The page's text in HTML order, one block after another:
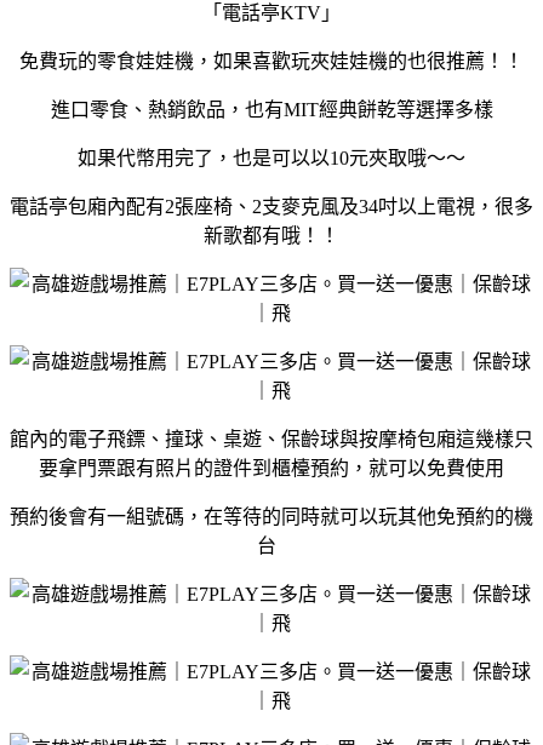
「電話亭KTV」
免費玩的零食娃娃機，如果喜歡玩夾娃娃機的也很推薦！！
進口零食、熱銷飲品，也有MIT經典餅乾等選擇多樣
如果代幣用完了，也是可以以10元夾取哦～～
電話亭包廂內配有2張座椅、2支麥克風及34吋以上電視，很多
新歌都有哦！！
館內的電子飛鏢、撞球、桌遊、保齡球與按摩椅包廂這幾樣只
要拿門票跟有照片的證件到櫃檯預約，就可以免費使用
預約後會有一組號碼，在等待的同時就可以玩其他免預約的機
台